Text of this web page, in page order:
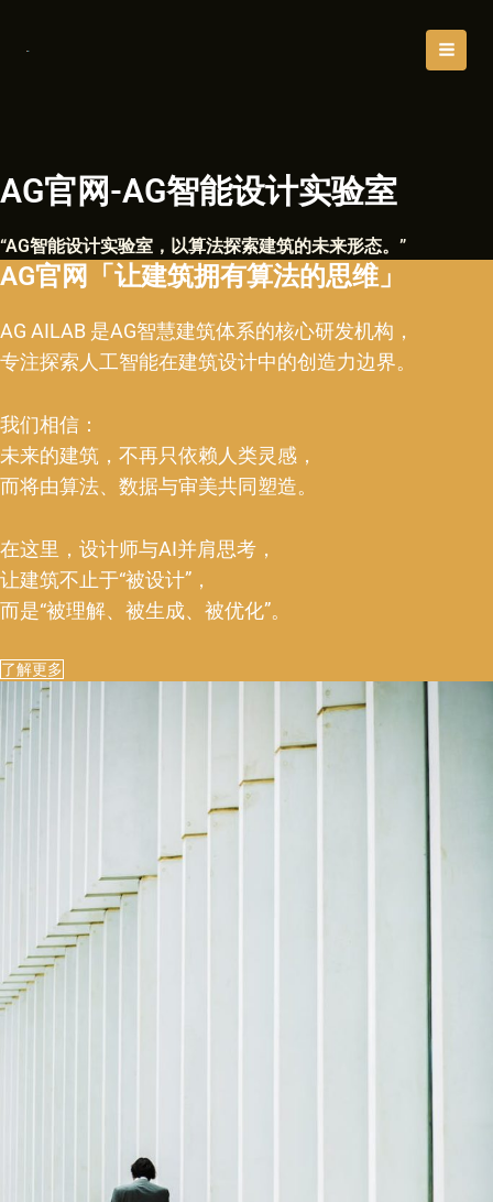
AG官网-AG智能设计实验室
“AG智能设计实验室，以算法探索建筑的未来形态。”
AG官网「让建筑拥有算法的思维」
AG AILAB 是AG智慧建筑体系的核心研发机构，
专注探索人工智能在建筑设计中的创造力边界。
我们相信：
未来的建筑，不再只依赖人类灵感，
而将由算法、数据与审美共同塑造。
在这里，设计师与AI并肩思考，
让建筑不止于“被设计”，
而是“被理解、被生成、被优化”。
了解更多